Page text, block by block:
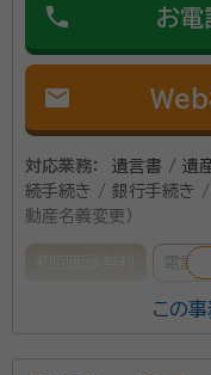
phone お電
mail Web
対応業務：
遺言書 / 遺
続手続き / 銀行手続き
動産名義変更）
電話
オンライン面談可この